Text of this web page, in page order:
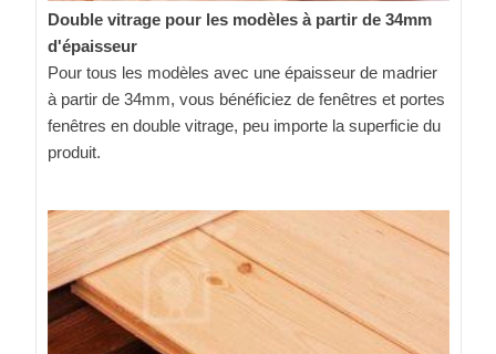
Double vitrage pour les modèles à partir de 34mm
d'épaisseur
Pour tous les modèles avec une épaisseur de madrier
à partir de 34mm, vous bénéficiez de fenêtres et portes
fenêtres en double vitrage, peu importe la superficie du
produit.